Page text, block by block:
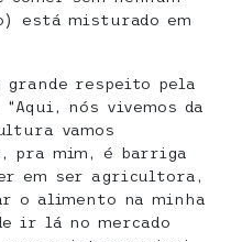
está misturado em
grande respeito pela
nós vivemos da
vamos
pra mim, é barriga
em ser agricultora,
o alimento na minha
ir lá no mercado